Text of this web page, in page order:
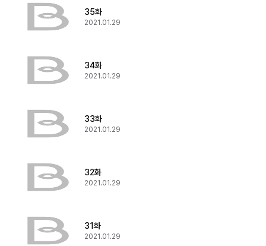
35화
2021.01.29
34화
2021.01.29
33화
2021.01.29
32화
2021.01.29
31화
2021.01.29